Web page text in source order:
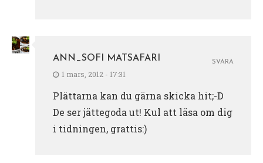
ANN_SOFI MATSAFARI
1 mars, 2012 - 17:31
Plättarna kan du gärna skicka hit;-D
De ser jättegoda ut! Kul att läsa om dig
i tidningen, grattis:)
SVARA